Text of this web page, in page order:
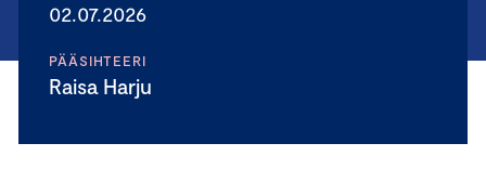
02.07.2026
PÄÄSIHTEERI
Raisa Harju